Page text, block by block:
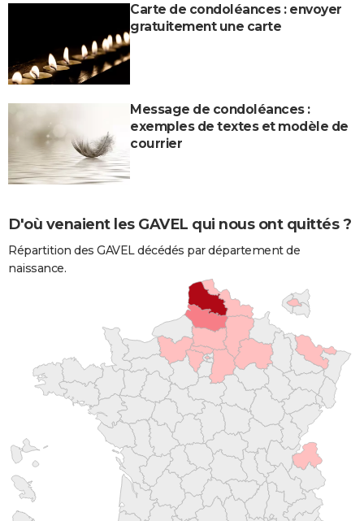
Carte de condoléances : envoyer
gratuitement une carte
Message de condoléances :
exemples de textes et modèle de
courrier
D'où venaient les GAVEL qui nous ont quittés ?
Répartition des GAVEL décédés par département de
naissance.